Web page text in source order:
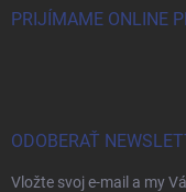
PRIJÍMAME ONLINE
ODOBERAŤ
Vložte svoj e-mail a my